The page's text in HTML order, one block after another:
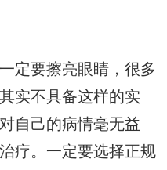
定要擦亮眼睛，很多
实不具备这样的实
自己的病情毫无益
疗。一定要选择正规